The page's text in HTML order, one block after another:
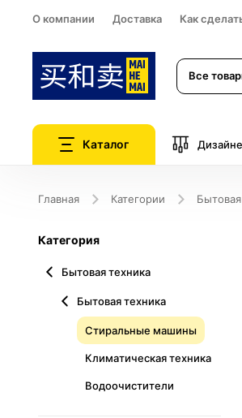
О компании Доставка Как
Все
Каталог
Главная Категории
Категория
Бытовая техника
Бытовая техника
Стиральные машины
Климатическая техника
Водоочистители